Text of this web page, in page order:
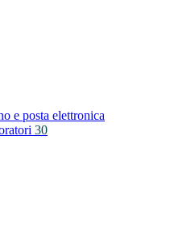
e posta elettronica
30